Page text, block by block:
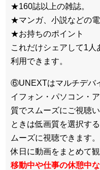
★160誌以上の雑誌。
★マンガ、小説などの電
★お持ちのポイント
これだけシェアして1
利用できます。
⑥UNEXTはマルチデバ
イフォン・パソコン・
質でスムーズにご視聴
ときは低画質を選択す
ムーズに視聴できます。
休日に動画をまとめて
移動中や仕事の休憩中